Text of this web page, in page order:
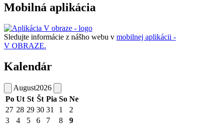
Mobilná aplikácia
Sledujte informácie z nášho webu v mobilnej aplikácii -
V OBRAZE.
Kalendár
August2026
Po Ut St Št Pia So Ne
27 28 29 30 31 1
2
3
4 5 6 7 8
9